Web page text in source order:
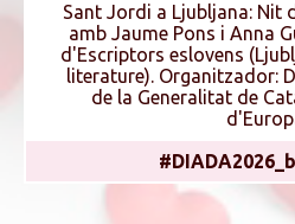
Sant Jordi a Ljubljana: Nit
amb Jaume Pons i Anna
d'Escriptors eslovens
literature). Organitzador:
de la Generalitat de